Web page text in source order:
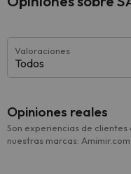
Valoraciones
Todos
Opiniones reales
Son experiencias de
nuestras marcas: